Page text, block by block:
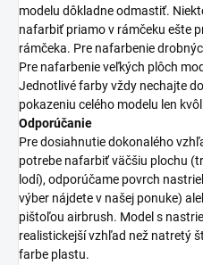
modelu dôkladne odmastiť.
nafarbiť priamo v rámčeku ešte
rámčeka. Pre nafarbenie
Pre nafarbenie veľkých plôch
Jednotlivé farby vždy nechajte
pokazeniu celého modelu len
Odporúčanie
Pre dosiahnutie dokonalého
potrebe nafarbiť väčšiu plochu
lodí), odporúčame povrch
výber nájdete v našej ponuke)
pištoľou airbrush. Model s
realistickejší vzhľad než natretý
farbe plastu.